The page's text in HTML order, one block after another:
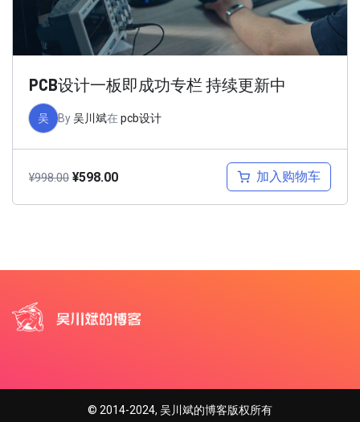
PCB设计一板即成功专栏 持续更新中
吴 By吴川斌在 pcb设计
¥998.00 ¥598.00 加入购物车
© 2014-2024, 吴川斌的博客版权所有